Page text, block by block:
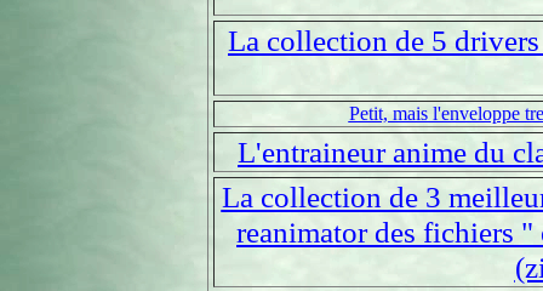
La collection de 5
Petit, mais l'enveloppe
L'entraineur anime du
La collection de 3
reanimator des fichiers